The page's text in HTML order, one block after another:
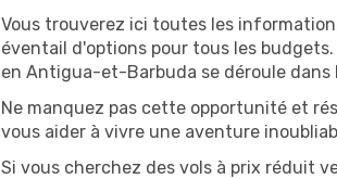
Vous trouverez ici toutes les
éventail d'options pour tous les
en Antigua-et-Barbuda se déroule dans
Ne manquez pas cette opportunité et
vous aider à vivre une aventure
Si vous cherchez des vols à prix réduit